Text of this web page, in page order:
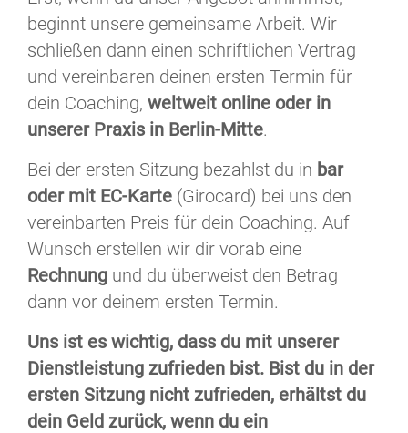
beginnt unsere gemeinsame Arbeit. Wir
schließen dann einen schriftlichen Vertrag
und vereinbaren deinen ersten Termin für
dein Coaching, weltweit online oder in
unserer Praxis in Berlin-Mitte.
Bei der ersten Sitzung bezahlst du in bar
oder mit EC-Karte (Girocard) bei uns den
vereinbarten Preis für dein Coaching. Auf
Wunsch erstellen wir dir vorab eine
Rechnung und du überweist den Betrag
dann vor deinem ersten Termin.
Uns ist es wichtig, dass du mit unserer
Dienstleistung zufrieden bist. Bist du in der
ersten Sitzung nicht zufrieden, erhältst du
dein Geld zurück, wenn du ein